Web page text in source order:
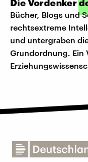
Die Vordenker
Bücher, Blogs und
rechtsextreme
und untergraben
Grundordnung. Ein